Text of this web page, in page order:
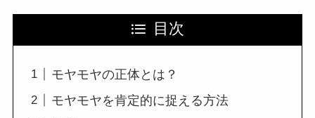
目次
モヤモヤの正体とは？
モヤモヤを肯定的に捉える方法